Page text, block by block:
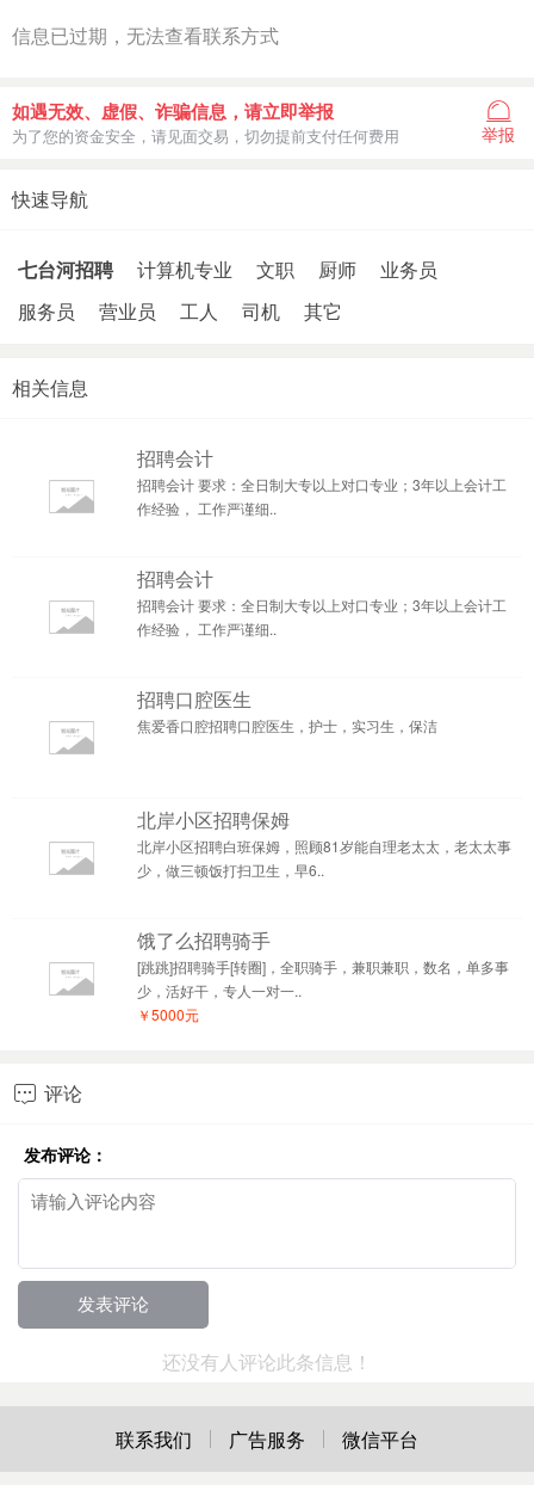
信息已过期，无法查看联系方式
如遇无效、虚假、诈骗信息，请立即举报
为了您的资金安全，请见面交易，切勿提前支付任何费用 举报
快速导航
七台河招聘 计算机专业 文职 厨师
业务员
服务员
营业员 工人 司机 其它
相关信息
招聘会计
招聘会计 要求：全日制大专以上对口专业；3年以上会计工
作经验， 工作严谨细..
招聘会计
招聘会计 要求：全日制大专以上对口专业；3年以上会计工
作经验， 工作严谨细..
招聘口腔医生
焦爱香口腔招聘口腔医生，护士，实习生，保洁
北岸小区招聘保姆
北岸小区招聘白班保姆，照顾81岁能自理老太太，老太太事
少，做三顿饭打扫卫生，早6..
饿了么招聘骑手
[跳跳]招聘骑手[转圈]，全职骑手，兼职兼职，数名，单多事
少，活好干，专人一对一..
￥5000元
 评论
发布评论：
还没有人评论此条信息！
联系我们 广告服务 微信平台